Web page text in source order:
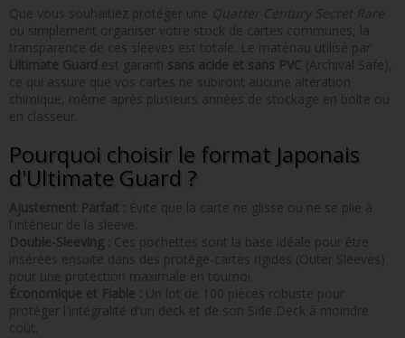
Que vous souhaitiez protéger une Quarter Century Secret Rare
ou simplement organiser votre stock de cartes communes, la
transparence de ces sleeves est totale. Le matériau utilisé par
Ultimate Guard est garanti sans acide et sans PVC (Archival Safe),
ce qui assure que vos cartes ne subiront aucune altération
chimique, même après plusieurs années de stockage en boîte ou
en classeur.
Pourquoi choisir le format Japonais
d'Ultimate Guard ?
Ajustement Parfait : Évite que la carte ne glisse ou ne se plie à
l'intérieur de la sleeve.
Double-Sleeving : Ces pochettes sont la base idéale pour être
insérées ensuite dans des protège-cartes rigides (Outer Sleeves)
pour une protection maximale en tournoi.
Économique et Fiable : Un lot de 100 pièces robuste pour
protéger l'intégralité d'un deck et de son Side Deck à moindre
coût.